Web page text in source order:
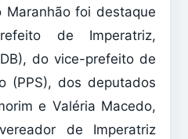
Maranhão foi destaque
de Imperatriz,
do vice-prefeito de
(PPS), dos deputados
e Valéria Macedo,
de Imperatriz